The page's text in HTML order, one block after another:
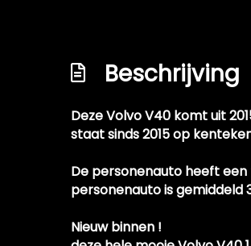
Houten versnellingspook
Lm velgen 16"
Metallic lak
Onderhoudsboekje
Beschrijving
Deze Volvo V40 komt uit
staat sinds 2015 op
De personenauto heeft een
personenauto is gemiddeld
Nieuw binnen !